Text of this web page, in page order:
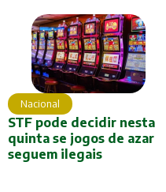
Nacional
STF pode decidir nesta
quinta se jogos de azar
seguem ilegais